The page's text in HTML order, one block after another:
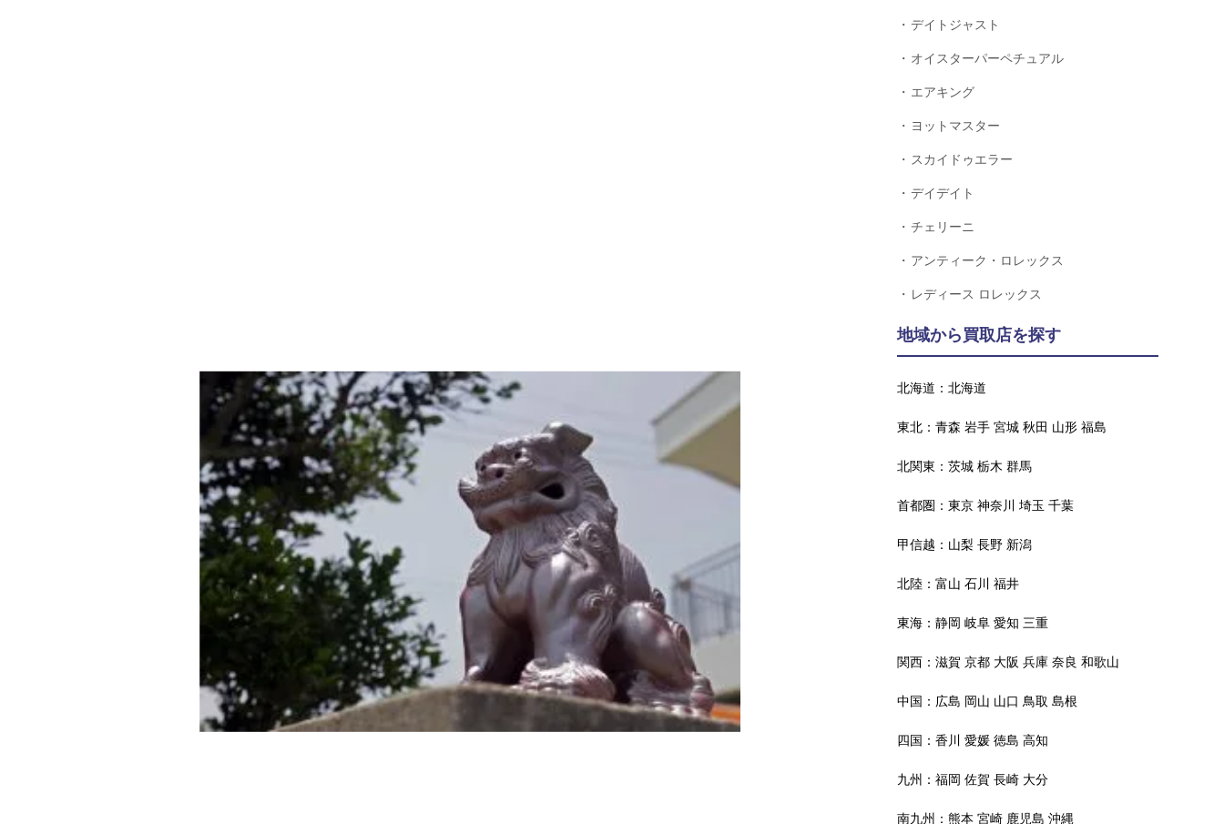
デイトジャスト
オイスターパーペチュアル
エアキング
ヨットマスター
スカイドゥエラー
デイデイト
チェリーニ
アンティーク・ロレックス
レディース ロレックス
地域から買取店を探す
北海道： 北海道
東北： 青森 岩手 宮城 秋田 山形 福島
北関東： 茨城 栃木 群馬
首都圏： 東京 神奈川 埼玉 千葉
甲信越： 山梨 長野 新潟
北陸： 富山 石川 福井
東海： 静岡 岐阜 愛知 三重
関西： 滋賀 京都 大阪 兵庫 奈良 和歌山
中国： 広島 岡山 山口 鳥取 島根
四国： 香川 愛媛 徳島 高知
九州： 福岡 佐賀 長崎 大分
南九州： 熊本 宮崎 鹿児島 沖縄